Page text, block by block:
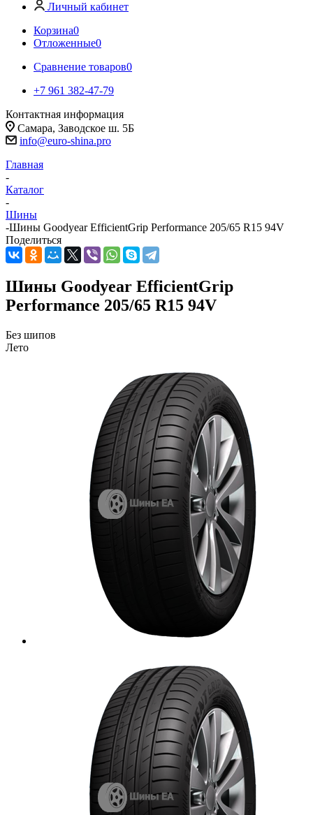
Личный кабинет
Корзина0
Отложенные0
Сравнение товаров0
+7 961 382-47-79
Контактная информация
Самара, Заводское ш. 5Б
info@euro-shina.pro
Главная
-
Каталог
-
Шины
-Шины Goodyear EfficientGrip Performance 205/65 R15 94V
Поделиться
Шины Goodyear EfficientGrip
Performance 205/65 R15 94V
Без шипов
Лето